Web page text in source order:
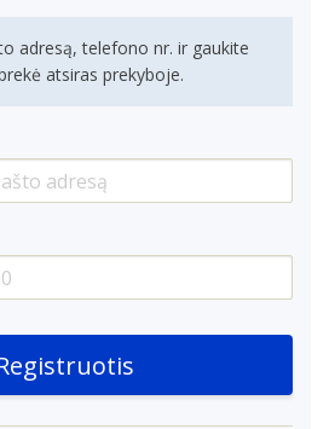
adresą, telefono nr. ir gaukite
atsiras prekyboje.